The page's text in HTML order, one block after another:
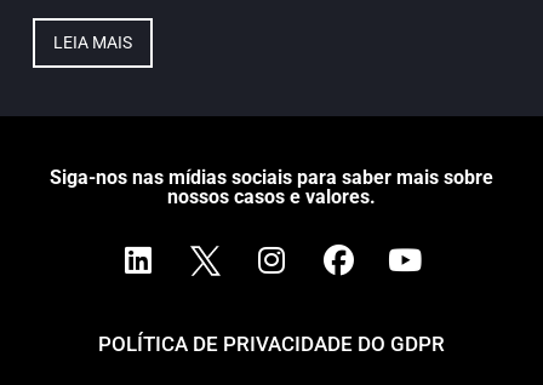
LEIA MAIS
Siga-nos nas mídias sociais para saber mais sobre
nossos casos e valores.
POLÍTICA DE PRIVACIDADE DO GDPR